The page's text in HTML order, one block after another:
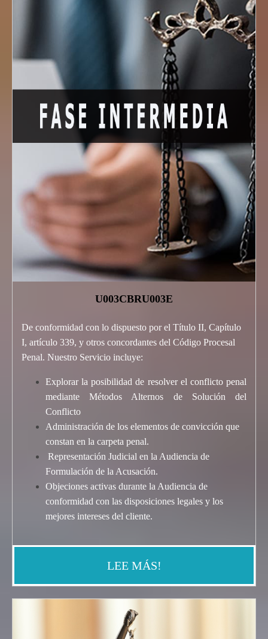
U003CBRU003E
De conformidad con lo dispuesto por el Título II, Capítulo
I, artículo 339, y otros concordantes del Código Procesal
Penal. Nuestro Servicio incluye:
Explorar la posibilidad de resolver el conflicto penal
mediante Métodos Alternos de Solución del
Conflicto
Administración de los elementos de convicción que
constan en la carpeta penal.
Representación Judicial en la Audiencia de
Formulación de la Acusación.
Objeciones activas durante la Audiencia de
conformidad con las disposiciones legales y los
mejores intereses del cliente.
LEE MÁS!